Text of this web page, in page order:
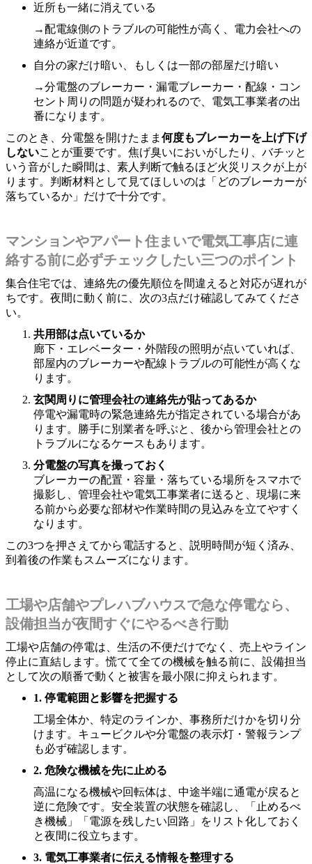
近所も一緒に消えている
→配電線側のトラブルの可能性が高く、電力会社への
連絡が近道です。
自分の家だけ暗い、もしくは一部の部屋だけ暗い
→分電盤のブレーカー・漏電ブレーカー・配線・コン
セント周りの問題が疑われるので、電気工事業者の出
番になります。
このとき、分電盤を開けたまま 何度もブレーカーを上げ下げ
しないことが重要です。焦げ臭いにおいがしたり、バチッと
いう音がした瞬間は、素人判断で触るほど火災リスクが上が
ります。判断材料として見てほしいのは「どのブレーカーが
落ちているか」だけで十分です。
マンションやアパート住まいで電気工事店に連
絡する前に必ずチェックしたい三つのポイント
集合住宅では、連絡先の優先順位を間違えると対応が遅れが
ちです。夜間に動く前に、次の3点だけ確認してみてくださ
い。
共用部は点いているか
廊下・エレベーター・外階段の照明が点いていれば、
部屋内のブレーカーや配線トラブルの可能性が高くな
ります。
玄関周りに管理会社の連絡先が貼ってあるか
停電や漏電時の緊急連絡先が指定されている場合があ
ります。勝手に別業者を呼ぶと、後から管理会社との
トラブルになるケースもあります。
分電盤の写真を撮っておく
ブレーカーの配置・容量・落ちている場所をスマホで
撮影し、管理会社や電気工事業者に送ると、現場に来
る前から必要な部材や作業時間の見込みを立てやすく
なります。
この3つを押さえてから電話すると、説明時間が短く済み、
到着後の作業もスムーズになります。
工場や店舗やプレハブハウスで急な停電なら、
設備担当が夜間すぐにやるべき行動
工場や店舗の停電は、生活の不便だけでなく、売上やライン
停止に直結します。慌てて全ての機械を触る前に、設備担当
として次の順番で動くと被害を最小限に抑えられます。
1. 停電範囲と影響を把握する
工場全体か、特定のラインか、事務所だけかを切り分
けます。キュービクルや分電盤の表示灯・警報ランプ
も必ず確認します。
2. 危険な機械を先に止める
高温になる機械や回転体は、中途半端に通電が戻ると
逆に危険です。安全装置の状態を確認し、「止めるべ
き機械」「電源を残したい回路」をリスト化しておく
と夜間に役立ちます。
3. 電気工事業者に伝える情報を整理する